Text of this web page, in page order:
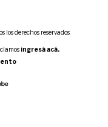
derechos reservados.
ingresá acá.